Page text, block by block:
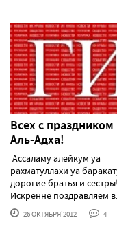
Всех с
Аль-Адха!
Ассаламу алейкум уа
рахматуллахи уа
дорогие братья и
Искренне поздравляем
26 ОКТЯБРЯ'2012 4